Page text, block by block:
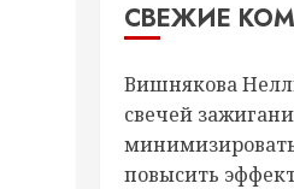
СВЕЖИЕ
Вишнякова
свечей
повысить